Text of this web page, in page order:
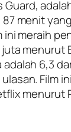
menit
ini meraih
menurut
6,3
Film
menurut